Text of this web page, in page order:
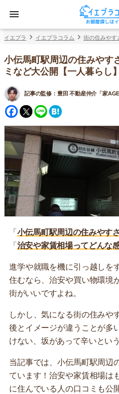
イエプラ イエプラコラム 街の住みやす
小伝馬町駅周辺の住みやす
ミなど大公開【一人暮らし】
記事の監修： 豊田 不動産仲介「家
Facebook
Twitter
Line
「 小伝馬町駅周辺の住みやす
「 治安や家賃相場ってどんな
進学や就職を機に引っ越しを
住むなら、治安や買い物環境
街がいいですよね。
しかし、気になる街の住みや
後とイメージが違うことが多
けない、坂があって辛いとい
当記事では、小伝馬町駅周辺
ています！治安や家賃相場は
に住んでいる人の口コミも公